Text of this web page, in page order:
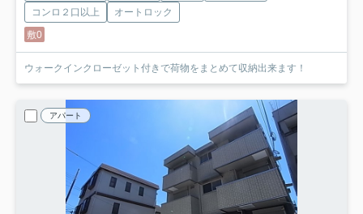
コンロ２口以上
オートロック
敷0
ウォークインクローゼット付きで荷物をまとめて収納出来ます！
アパート